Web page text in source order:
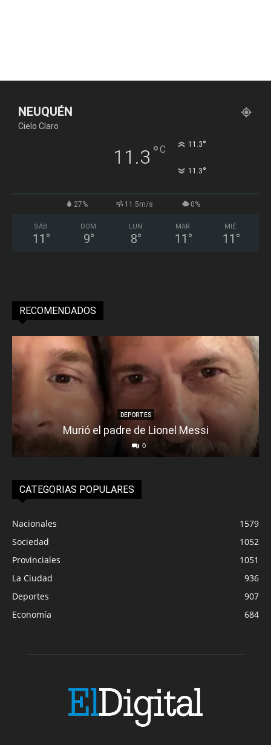
NEUQUÉN
Cielo Claro
11.3 °C 11.3°
11.3°
27% 11.5m/s 0%
SÁB
11 °
DOM
9°
LUN
8°
MAR
11 °
MIÉ
11 °
RECOMENDADOS
DEPORTES
Murió el padre de Lionel Messi
0
CATEGORIAS POPULARES
Nacionales
1579
Sociedad
1052
Provinciales
1051
La Ciudad
936
Deportes
907
Economía
684